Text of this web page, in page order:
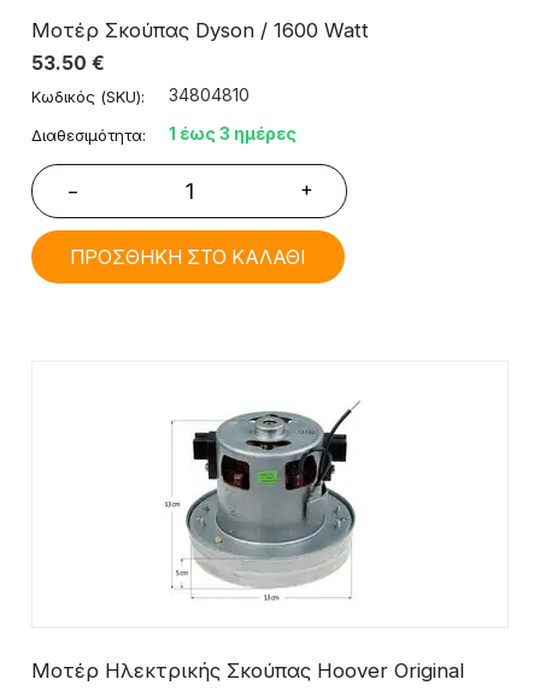
Μοτέρ Σκούπας Dyson / 1600 Watt
53.50 €
Κωδικός (SKU): 34804810
Διαθεσιμότητα: 1 έως 3 ημέρες
− +
ΠΡΟΣΘΗΚΗ ΣΤΟ ΚΑΛΑΘΙ
Μοτέρ Ηλεκτρικής Σκούπας Hoover Original